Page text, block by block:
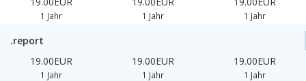
1 Jahr 1 Jahr 1 Jahr
.report
19.00EUR
1 Jahr
19.00EUR
1 Jahr
19.00EUR
1 Jahr